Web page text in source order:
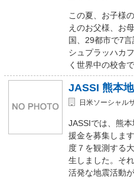
この夏、お子様
えのお父様、お
国、29都市で7
シュプラッハカ
く世界中の校舎
JASSI 熊本
日米ソーシャル
JASSIでは、熊
援金を募集しま
度７を観測する
生しました。そ
活発な地震活動